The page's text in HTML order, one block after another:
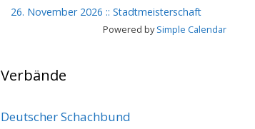
26. November 2026 :: Stadtmeisterschaft
Powered bySimple Calendar
Verbände
Deutscher Schachbund